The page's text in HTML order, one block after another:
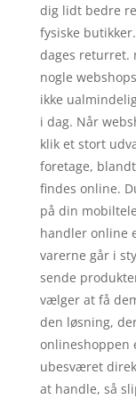
dig lidt bedre
fysiske
dages returret.
nogle
ikke
i dag. Når
klik et stort
foretage,
findes online.
på din
handler online
varerne går i
sende
vælger at få
den løsning,
onlineshoppen
ubesværet
at handle, så